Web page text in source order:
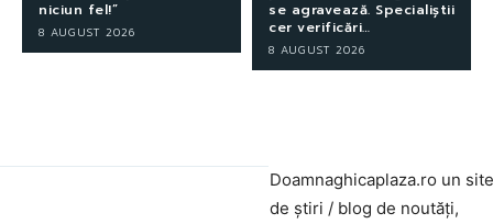
niciun fel!”
8 AUGUST 2026
se agravează. Specialiștii
cer verificări…
8 AUGUST 2026
Doamnaghicaplaza.ro un site
de știri / blog de noutăți,